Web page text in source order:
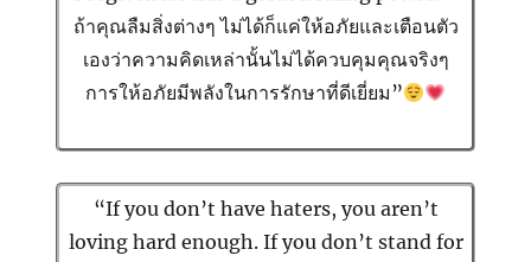
ถ้าคุณลืมสิ่งต่างๆ ไม่ได้ก็แค่ให้อภัยและเตือนตัว
เองว่าความคิดเหล่านั้นไม่ได้ควบคุมคุณจริงๆ
การให้อภัยมีพลังในการรักษาที่ดีเยี่ยม”
“If you don’t have haters, you aren’t
loving hard enough. If you don’t stand for